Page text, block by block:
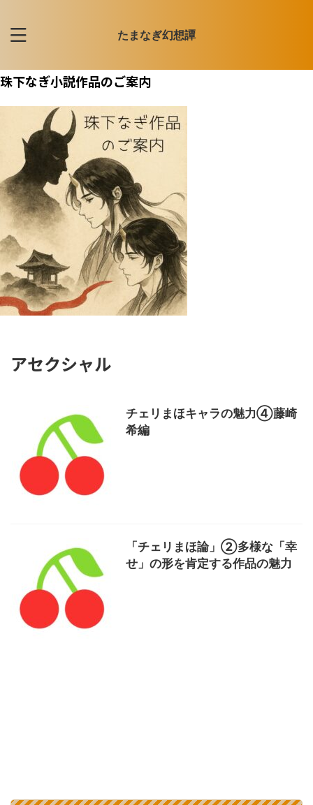
たまなぎ幻想譚
珠下なぎ小説作品のご案内
アセクシャル
チェリまほキャラの魅力④藤崎
希編
「チェリまほ論」②多様な「幸
せ」の形を肯定する作品の魅力